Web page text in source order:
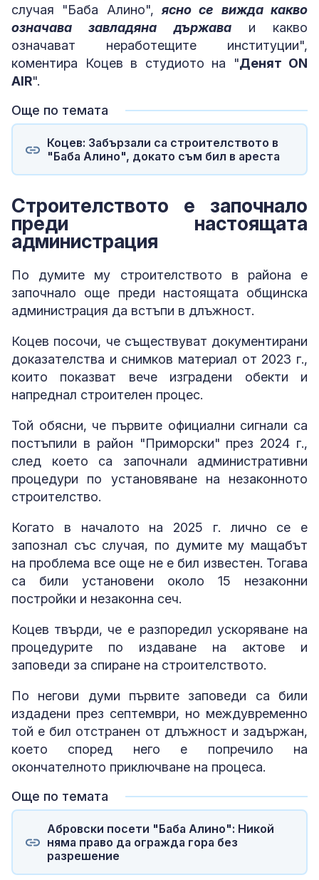
случая "Баба Алино", ясно се вижда какво
означава завладяна държаваи какво
означават неработещите институции",
коментира Коцев в студиото на "Денят ON
AIR".
Още по темата
Коцев: Забързали са строителството в
"Баба Алино", докато съм бил в ареста
Строителството е започнало
преди настоящата
администрация
По думите му строителството в района е
започнало още преди настоящата общинска
администрация да встъпи в длъжност.
Коцев посочи, че съществуват документирани
доказателства и снимков материал от 2023 г.,
които показват вече изградени обекти и
напреднал строителен процес.
Той обясни, че първите официални сигнали са
постъпили в район "Приморски" през 2024 г.,
след което са започнали административни
процедури по установяване на незаконното
строителство.
Когато в началото на 2025 г. лично се е
запознал със случая, по думите му мащабът
на проблема все още не е бил известен. Тогава
са били установени около 15 незаконни
постройки и незаконна сеч.
Коцев твърди, че е разпоредил ускоряване на
процедурите по издаване на актове и
заповеди за спиране на строителството.
По негови думи първите заповеди са били
издадени през септември, но междувременно
той е бил отстранен от длъжност и задържан,
което според него е попречило на
окончателното приключване на процеса.
Още по темата
Абровски посети "Баба Алино": Никой
няма право да огражда гора без
разрешение